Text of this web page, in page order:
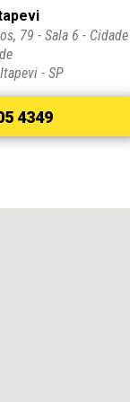
79 - Sala 6 -
- SP
4349